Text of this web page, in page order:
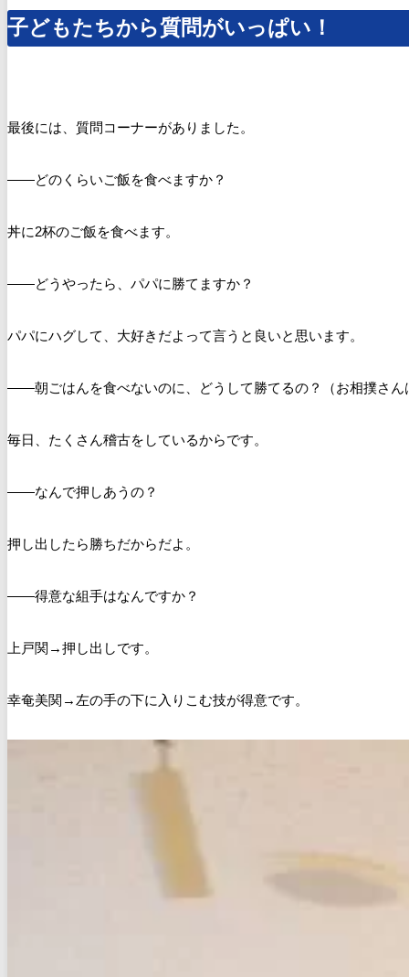
子どもたちから質問がいっぱい！
最後には、質問コーナーがありました。
――どのくらいご飯を食べますか？
丼に2杯のご飯を食べます。
――どうやったら、パパに勝てますか？
パパにハグして、大好きだよって言うと良いと思います。
――朝ごはんを食べないのに、どうして勝てるの？（お相撲さん
毎日、たくさん稽古をしているからです。
――なんで押しあうの？
押し出したら勝ちだからだよ。
――得意な組手はなんですか？
上戸関→押し出しです。
幸奄美関→左の手の下に入りこむ技が得意です。